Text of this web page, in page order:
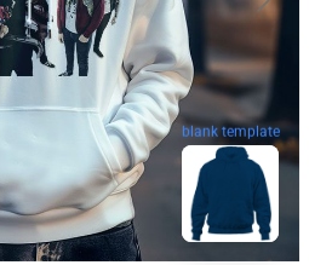
blank template